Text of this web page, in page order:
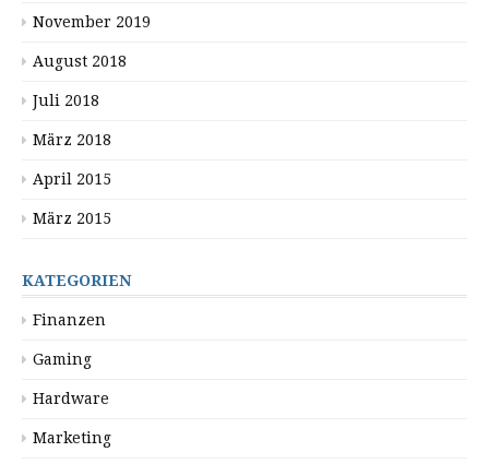
November 2019
August 2018
Juli 2018
März 2018
April 2015
März 2015
KATEGORIEN
Finanzen
Gaming
Hardware
Marketing